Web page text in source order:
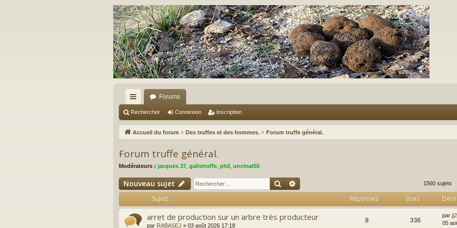
ac
co
ci
Forums
Rechercher Connexion Inscription
Accueil du forum Des truffes et des hommes. Forum truffe général.
Forum truffe général.
Modérateurs : jacques 37 galistruffe phil uncinat55
Nouveau sujet Rechercher 1560 sujets
Sujets Réponses Vues
arret de production sur un arbre très producteur
par RABASEJ » 03 août 2026 17:18
8 336
par
05